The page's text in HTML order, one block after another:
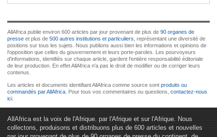
AllAfrica publie environ 600 articles par jour provenant de plus de 90 organes de
presse et plus de 500 autres institutions et particuliers , représentant une diversité de
positions sur tous les sujets. Nous publions aussi bien les informations et opinions de
l'opposition que celles du gouvernement et leurs porte-paroles. Les pourvoyeurs
d'informations, identifiés sur chaque article, gardent l'entière responsabilité éditoriale
de leur production. En effet AllAfrica n'a pas le droit de modifier ou de corriger leurs
contenus.
Les articles et documents identifiant AllAfrica comme source sont produits ou
commandés par AllAfrica . Pour tous vos commentaires ou questions, contactez-nous
ici
AllAfrica est la voix de l'Afrique. par l'Afrique et sur l'Afrique. Nous
collectons, produisons et distribuons plus de 600 articles et nouvelles